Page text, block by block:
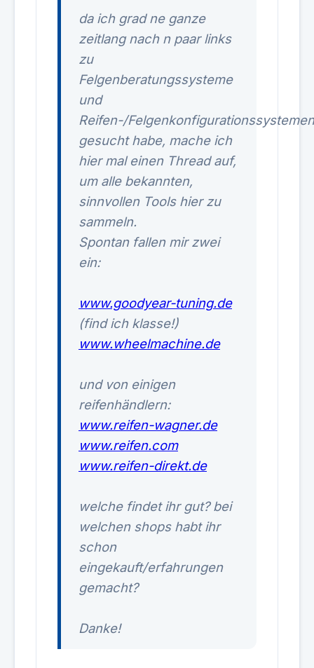
da ich grad ne ganze
zeitlang nach n paar links
zu
Felgenberatungssysteme
und
Reifen-/Felgenkonfigurationssystemen
gesucht habe, mache ich
hier mal einen Thread auf,
um alle bekannten,
sinnvollen Tools hier zu
sammeln.
Spontan fallen mir zwei
ein:
www.goodyear-tuning.de
(find ich klasse!)
www.wheelmachine.de
und von einigen
reifenhändlern:
www.reifen-wagner.de
www.reifen.com
www.reifen-direkt.de
welche findet ihr gut? bei
welchen shops habt ihr
schon
eingekauft/erfahrungen
gemacht?
Danke!